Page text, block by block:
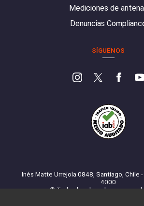
Mediciones de
Denuncias
SÍGUENOS
Inés Matte Urrejola 0848, Santiago, Chile
4000
© Todos los derechos